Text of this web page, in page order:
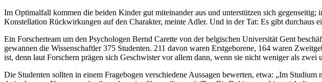
Im Optimalfall kommen die beiden Kinder gut miteinander aus und unterstützen sich
Konstellation Rückwirkungen auf den Charakter, meinte Adler. Und in der Tat: Es gibt durchaus
Ein Forscherteam um den Psychologen Bernd Carette von der belgischen Universität Gent
gewannen die Wissenschaftler 375 Studenten. 211 davon waren Erstgeborene, 164 waren
ist, denn laut Forschern prägen sich Geschwister vor allem dann, wenn sie nicht weniger als zwei
Die Studenten sollten in einem Fragebogen verschiedene Aussagen bewerten, etwa: „Im